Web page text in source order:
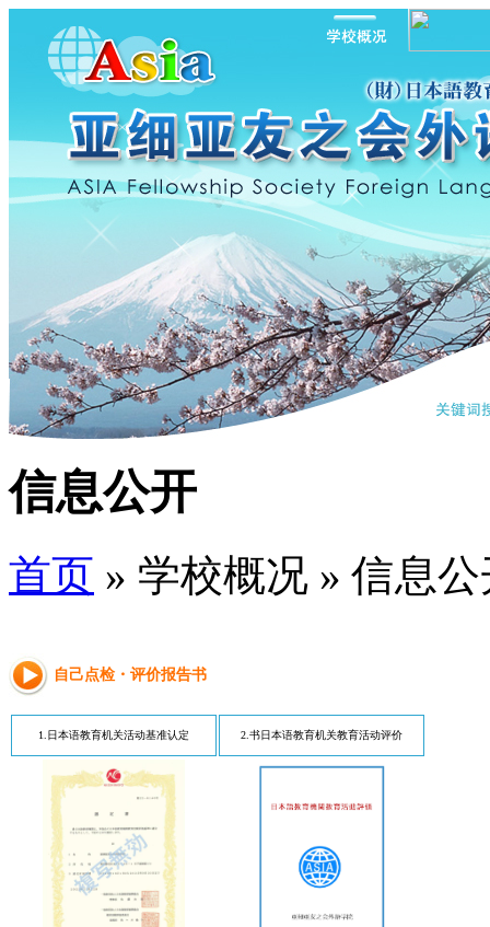
信息公开
首页 » 学校概况 » 信息
自己点检・评价报告书
1.日本语教育机关活动基准认定 2.书日本语教育机关教育活动评价